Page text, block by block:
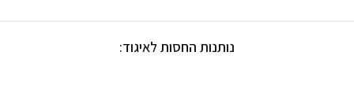
נותנות החסות לאיגוד: